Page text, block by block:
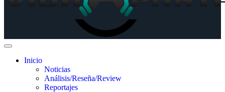
Inicio
Noticias
Análisis/Reseña/Review
Reportajes